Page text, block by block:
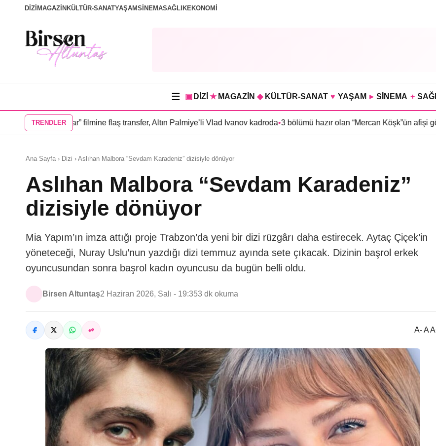
DİZİ MAGAZİN KÜLTÜR-SANATYAŞAMSİNEMASAĞLIKEKONOMİ
☰ ▣ DİZİ ★ MAGAZİN ◆ KÜLTÜR-SANAT ♥ YAŞAM ▸ SİNEMA +
TRENDLER
İnsanlar” filmine flaş transfer, Altın Palmiye’li Vlad Ivanov kadroda• 3 bölümü hazır olan “Mercan Köşk”ün afişi görücüye
Ana Sayfa › Dizi › Aslıhan Malbora “Sevdam Karadeniz” dizisiyle dönüyor
Aslıhan Malbora “Sevdam Karadeniz”
dizisiyle dönüyor
Mia Yapım’ın imza attığı proje Trabzon’da yeni bir dizi rüzgârı daha estirecek. Aytaç Çiçek’in
yöneteceği, Nuray Uslu’nun yazdığı dizi temmuz ayında sete çıkacak. Dizinin başrol erkek
oyuncusundan sonra başrol kadın oyuncusu da bugün belli oldu.
Birsen Altuntaş2 Haziran 2026, Salı - 19:353 dk okuma
A- A